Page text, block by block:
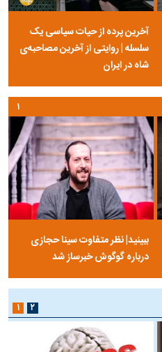
آخرین پرده از حیات سیاسی یک
سلسله | روایتی از آخرین مصاحبه‌ی
شاه در ایران
ببینید| نظر متفاوت سینا حجازی
درباره گوگوش خبرساز شد
۱
۱ ۲